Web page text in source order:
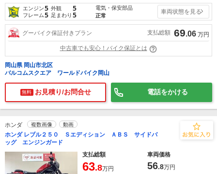
エンジン5 外観 5
フレーム5 足まわり 5
電気・保安部品
正常
車両状態を見る
グーバイク保証付きプラン 支払総額 69.06 万円
中古車でも安心！バイク保証とは
岡山県 岡山市北区
バルコムスクエア ワールドバイク岡山
無料 お見積り/お問合せ 電話をかける
ホンダ 複数画像 動画
ホンダ レブル２５０ Ｓエディション ＡＢＳ サイドバ
ッグ エンジンガード
支払総額
車両価格
63.8万円 56.8万円